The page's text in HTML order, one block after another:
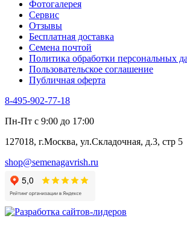
Хризантема овощная
Цикорий пряный
Цикорий салатный (Витлуф)
Черемша
Шпинат
Щавель
Эндивий
Эстрагон
Алтей
Анис
Бессмертник
Валериана
Валерианелла
Гибискус лекарственный
Девясил
Душица
Змееголовник
Фотогалерея​
Сервис
Отзывы
Бесплатная доставка
Семена почтой
Политика обработки персональных
Пользовательское соглашение
Публичная оферта
8-495-902-77-18
Пн-Пт с 9:00 до 17:00
127018, г.Москва, ул.Складочная, д.3, стр 5
shop@semenagavrish.ru